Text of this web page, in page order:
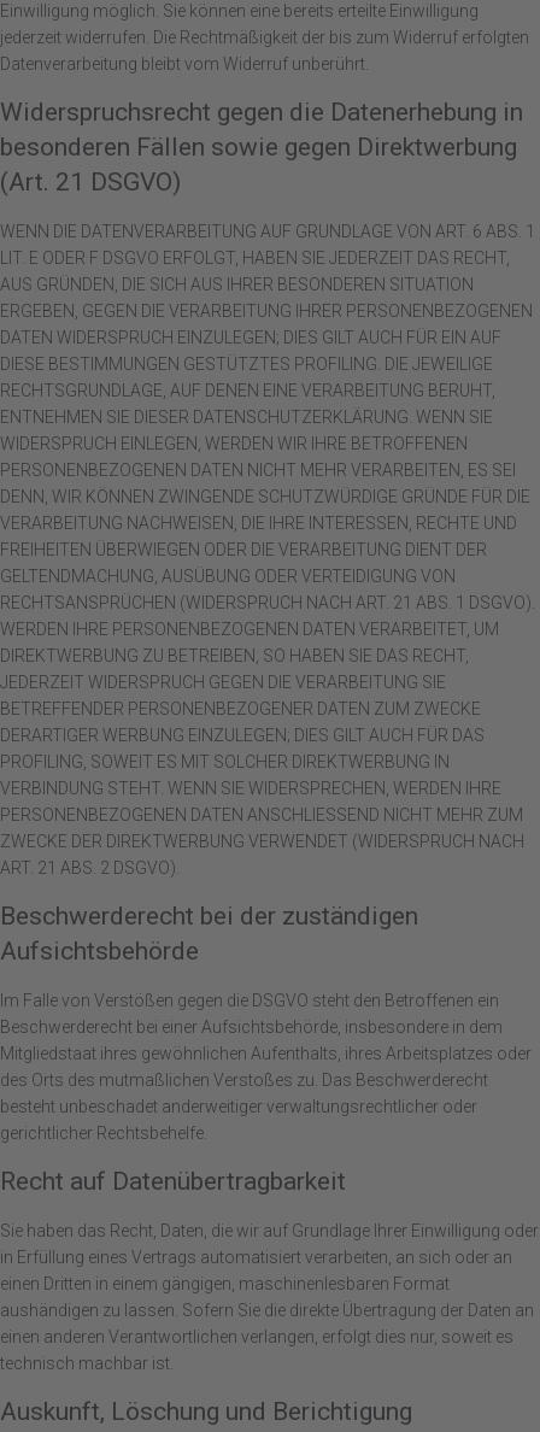
Einwilligung möglich. Sie können eine bereits erteilte Einwilligung
jederzeit widerrufen. Die Rechtmäßigkeit der bis zum Widerruf erfolgten
Datenverarbeitung bleibt vom Widerruf unberührt.
Widerspruchsrecht gegen die Datenerhebung in
besonderen Fällen sowie gegen Direktwerbung
(Art. 21 DSGVO)
WENN DIE DATENVERARBEITUNG AUF GRUNDLAGE VON ART. 6 ABS. 1
LIT. E ODER F DSGVO ERFOLGT, HABEN SIE JEDERZEIT DAS RECHT,
AUS GRÜNDEN, DIE SICH AUS IHRER BESONDEREN SITUATION
ERGEBEN, GEGEN DIE VERARBEITUNG IHRER PERSONENBEZOGENEN
DATEN WIDERSPRUCH EINZULEGEN; DIES GILT AUCH FÜR EIN AUF
DIESE BESTIMMUNGEN GESTÜTZTES PROFILING. DIE JEWEILIGE
RECHTSGRUNDLAGE, AUF DENEN EINE VERARBEITUNG BERUHT,
ENTNEHMEN SIE DIESER DATENSCHUTZERKLÄRUNG. WENN SIE
WIDERSPRUCH EINLEGEN, WERDEN WIR IHRE BETROFFENEN
PERSONENBEZOGENEN DATEN NICHT MEHR VERARBEITEN, ES SEI
DENN, WIR KÖNNEN ZWINGENDE SCHUTZWÜRDIGE GRÜNDE FÜR DIE
VERARBEITUNG NACHWEISEN, DIE IHRE INTERESSEN, RECHTE UND
FREIHEITEN ÜBERWIEGEN ODER DIE VERARBEITUNG DIENT DER
GELTENDMACHUNG, AUSÜBUNG ODER VERTEIDIGUNG VON
RECHTSANSPRÜCHEN (WIDERSPRUCH NACH ART. 21 ABS. 1 DSGVO).
WERDEN IHRE PERSONENBEZOGENEN DATEN VERARBEITET, UM
DIREKTWERBUNG ZU BETREIBEN, SO HABEN SIE DAS RECHT,
JEDERZEIT WIDERSPRUCH GEGEN DIE VERARBEITUNG SIE
BETREFFENDER PERSONENBEZOGENER DATEN ZUM ZWECKE
DERARTIGER WERBUNG EINZULEGEN; DIES GILT AUCH FÜR DAS
PROFILING, SOWEIT ES MIT SOLCHER DIREKTWERBUNG IN
VERBINDUNG STEHT. WENN SIE WIDERSPRECHEN, WERDEN IHRE
PERSONENBEZOGENEN DATEN ANSCHLIESSEND NICHT MEHR ZUM
ZWECKE DER DIREKTWERBUNG VERWENDET (WIDERSPRUCH NACH
ART. 21 ABS. 2 DSGVO).
Beschwerde­recht bei der zuständigen
Aufsichts­behörde
Im Falle von Verstößen gegen die DSGVO steht den Betroffenen ein
Beschwerderecht bei einer Aufsichtsbehörde, insbesondere in dem
Mitgliedstaat ihres gewöhnlichen Aufenthalts, ihres Arbeitsplatzes oder
des Orts des mutmaßlichen Verstoßes zu. Das Beschwerderecht
besteht unbeschadet anderweitiger verwaltungsrechtlicher oder
gerichtlicher Rechtsbehelfe.
Recht auf Daten­übertrag­barkeit
Sie haben das Recht, Daten, die wir auf Grundlage Ihrer Einwilligung oder
in Erfüllung eines Vertrags automatisiert verarbeiten, an sich oder an
einen Dritten in einem gängigen, maschinenlesbaren Format
aushändigen zu lassen. Sofern Sie die direkte Übertragung der Daten an
einen anderen Verantwortlichen verlangen, erfolgt dies nur, soweit es
technisch machbar ist.
Auskunft, Löschung und Berichtigung